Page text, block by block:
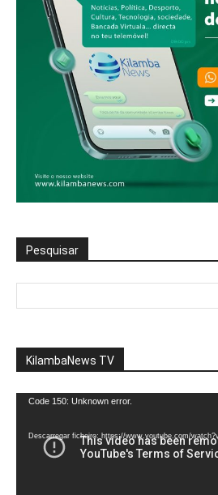
Pesquisar
KilambaNews TV
Reprodutor
vídeo
Code 150: Unknown error.
Descarregar ficheiro: https://www.youtube.com/